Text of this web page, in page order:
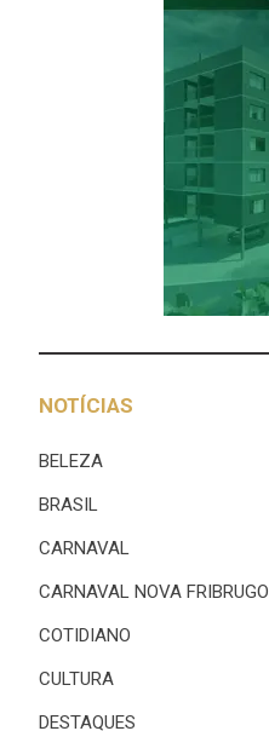
NOTÍCIAS
BELEZA
BRASIL
CARNAVAL
CARNAVAL NOVA FRIBRUGO
COTIDIANO
CULTURA
DESTAQUES